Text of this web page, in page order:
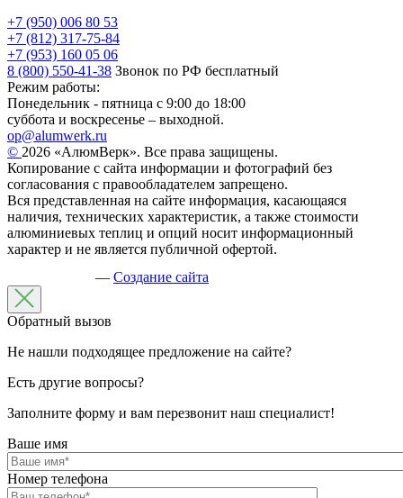
+7 (950) 006 80 53
+7 (812) 317-75-84
+7 (953) 160 05 06
8 (800) 550-41-38 Звонок по РФ бесплатный
Режим работы:
Понедельник - пятница с 9:00 до 18:00
суббота и воскресенье – выходной.
op@alumwerk.ru
© 2026 «АлюмВерк». Все права защищены.
Копирование с сайта информации и фотографий без
согласования с правообладателем запрещено.
Вся представленная на сайте информация, касающаяся
наличия, технических характеристик, а также стоимости
алюминиевых теплиц и опций носит информационный
характер и не является публичной офертой.
— Создание сайта
Обратный вызов
Не нашли подходящее предложение на сайте?
Есть другие вопросы?
Заполните форму и вам перезвонит наш специалист!
Ваше имя
Номер телефона